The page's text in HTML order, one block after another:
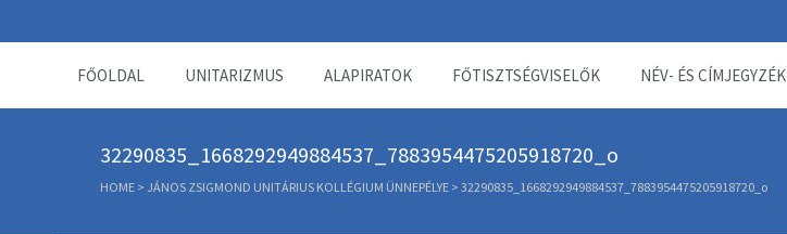
FŐOLDAL UNITARIZMUS ALAPIRATOK FŐTISZTSÉGVISELŐK NÉV- ÉS CÍMJEGYZÉK
32290835_1668292949884537_7883954475205918720_o
HOME > JÁNOS ZSIGMOND UNITÁRIUS KOLLÉGIUM ÜNNEPÉLYE > 32290835_1668292949884537_7883954475205918720_o